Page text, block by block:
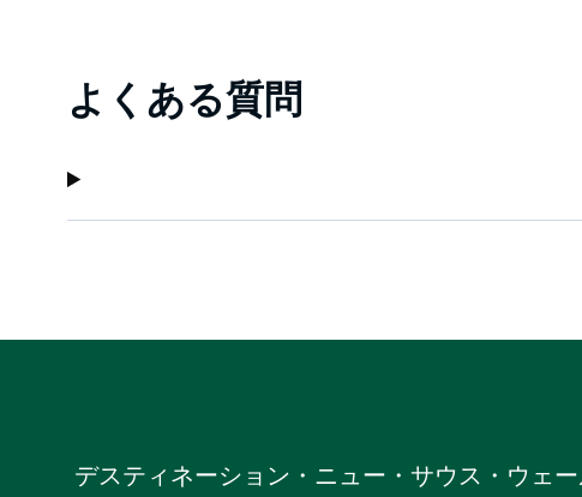
よくある質問
デスティネーション・ニュー・サウス・ウェ